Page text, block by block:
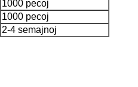
1000 pecoj
1000 pecoj
2-4 semajnoj